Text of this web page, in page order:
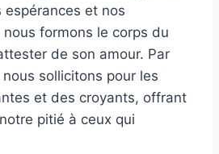
espérances et nos
formons le corps du
de son amour. Par
sollicitons pour les
et des croyants, offrant
pitié à ceux qui